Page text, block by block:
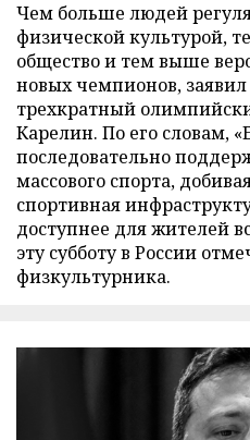
Чем больше людей
физической культурой,
общество и тем выше
новых чемпионов,
трехкратный
Карелин. По его словам,
последовательно
массового спорта,
спортивная
доступнее для жителей
эту субботу в России
физкультурника.